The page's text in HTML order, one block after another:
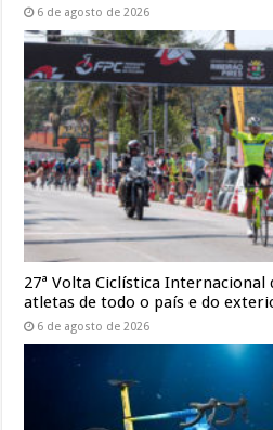
6 de agosto de 2026
27ª Volta Ciclística Internacional
atletas de todo o país e do
6 de agosto de 2026